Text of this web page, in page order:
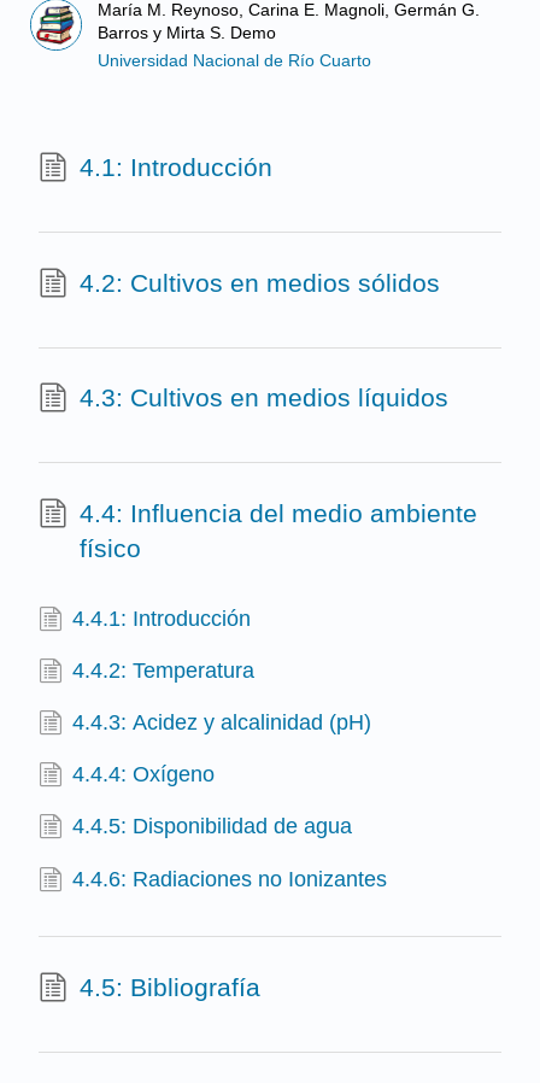
María M. Reynoso, Carina E. Magnoli, Germán G.
Barros y Mirta S. Demo
Universidad Nacional de Río Cuarto
4.1: Introducción
4.2: Cultivos en medios sólidos
4.3: Cultivos en medios líquidos
4.4: Influencia del medio ambiente
físico
4.4.1: Introducción
4.4.2: Temperatura
4.4.3: Acidez y alcalinidad (pH)
4.4.4: Oxígeno
4.4.5: Disponibilidad de agua
4.4.6: Radiaciones no Ionizantes
4.5: Bibliografía